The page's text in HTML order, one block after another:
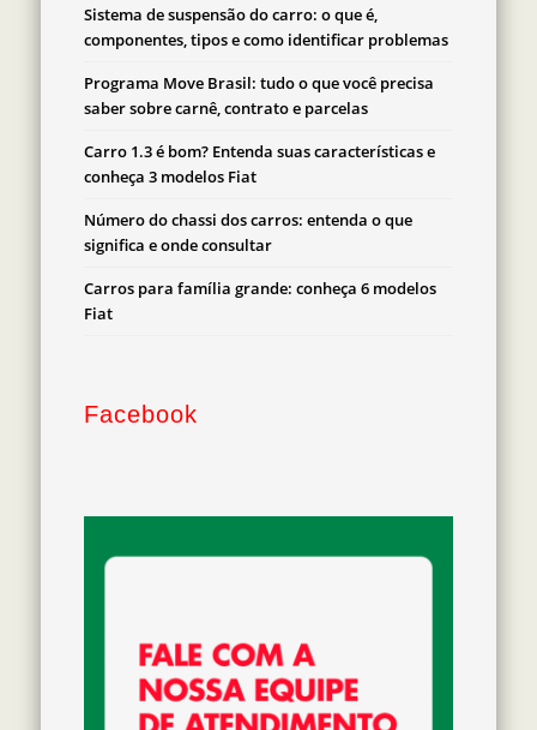
Sistema de suspensão do carro: o que é,
componentes, tipos e como identificar problemas
Programa Move Brasil: tudo o que você precisa
saber sobre carnê, contrato e parcelas
Carro 1.3 é bom? Entenda suas características e
conheça 3 modelos Fiat
Número do chassi dos carros: entenda o que
significa e onde consultar
Carros para família grande: conheça 6 modelos
Fiat
Facebook